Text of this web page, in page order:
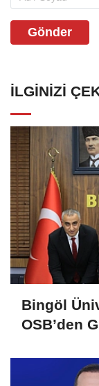
Gönder
İLGINIZI
Bingöl
OSB’den